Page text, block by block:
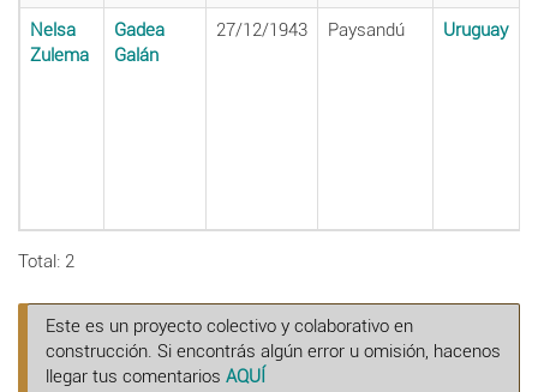
Nelsa
Zulema
Gadea
Galán
27/12/1943 Paysandú Uruguay
Total: 2
Este es un proyecto colectivo y colaborativo en
construcción. Si encontrás algún error u omisión, hacenos
llegar tus comentarios AQUÍ